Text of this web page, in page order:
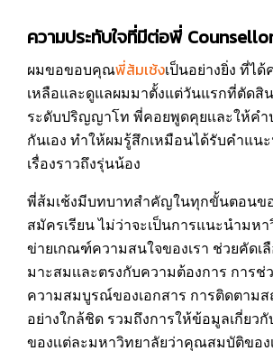
ความประทับใจที่มีต่อพี่
ผมขอขอบคุณพี่ส้มเช้งเป็นอย่างยิ่ง ที่ไ
เหลือและดูแลผมมาตั้งแต่วันแรกที่ตัดสิ
ระดับปริญญาโท พี่คอยพูดคุยเเละให้คำ
กันเอง ทำให้ผมรู้สึกเหมือนได้รับคำแน
เรื่องราวถึงรุ่นน้อง
พี่ส้มเช้งมีบทบาทสำคัญในทุกขั้นตอนข
สมัครเรียน ไม่ว่าจะเป็นการแนะนำมหา
ข่ายเกณฑ์ความสนใจของเรา ช่วยคัดเ
มาะสมเเละตรงกับความต้องการ การช่
ความสมบูรณ์ของเอกสาร การติดตาม
อย่างใกล้ชิด รวมถึงการให้ข้อมูลเกี่ยว
ของเเต่ละมหาวิทยาลัยว่าคุณสมบัติของ